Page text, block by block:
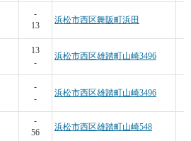
-
13
浜松市西区舞阪町浜田
13
-
浜松市西区雄踏町山崎3496
-
-
浜松市西区雄踏町山崎3496
-
56
浜松市西区雄踏町山崎548